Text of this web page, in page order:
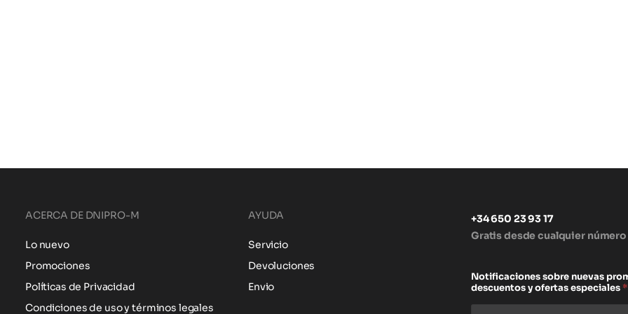
ACERCA DE DNIPRO-M
Lo nuevo
Promociones
Políticas de Privacidad
Condiciones de uso y términos legales
AYUDA
Servicio
Devoluciones
Envio
+34 650 23 93 17
Gratis desde cualquier número
Notificaciones sobre nuevas
descuentos y ofertas especiales*